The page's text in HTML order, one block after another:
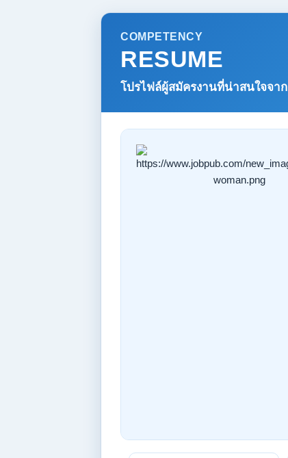
COMPETENCY
RESUME
โปรไฟล์ผู้สมัครงานที่น่าสนใจจาก